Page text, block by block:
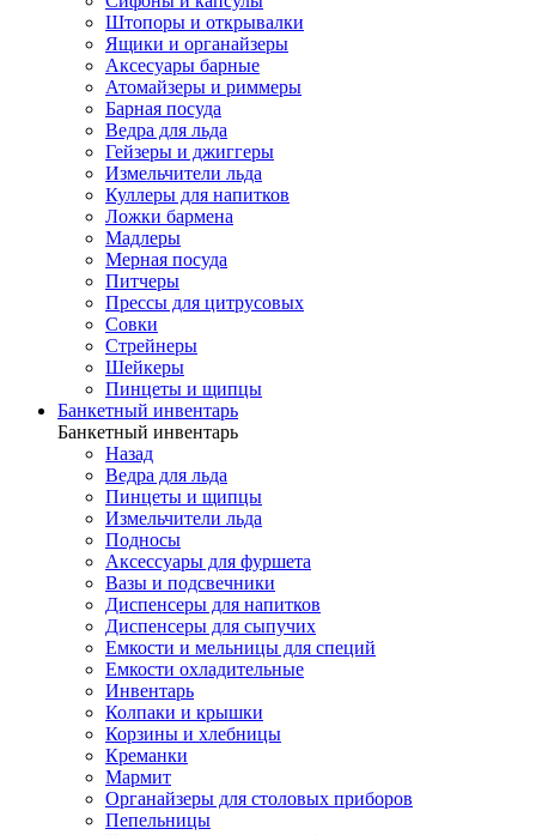
Штопоры и открывалки
Ящики и органайзеры
Аксесуары барные
Атомайзеры и риммеры
Барная посуда
Ведра для льда
Гейзеры и джиггеры
Измельчители льда
Куллеры для напитков
Ложки бармена
Мадлеры
Мерная посуда
Питчеры
Прессы для цитрусовых
Совки
Стрейнеры
Шейкеры
Пинцеты и щипцы
Банкетный инвентарь
Банкетный инвентарь
Назад
Ведра для льда
Пинцеты и щипцы
Измельчители льда
Подносы
Аксессуары для фуршета
Вазы и подсвечники
Диспенсеры для напитков
Диспенсеры для сыпучих
Емкости и мельницы для специй
Емкости охладительные
Инвентарь
Колпаки и крышки
Корзины и хлебницы
Креманки
Мармит
Органайзеры для столовых приборов
Пепельницы